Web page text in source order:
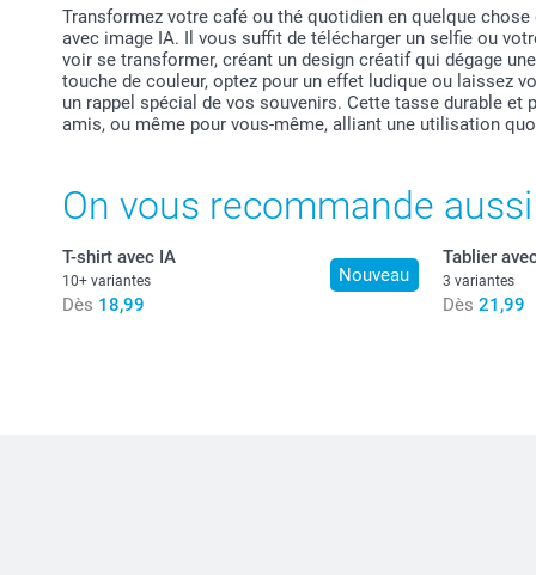
Transformez votre café ou thé quotidien en quelque
avec image IA. Il vous suffit de télécharger un selfie ou
voir se transformer, créant un design créatif qui dégage
touche de couleur, optez pour un effet ludique ou laissez
un rappel spécial de vos souvenirs. Cette tasse durable
amis, ou même pour vous-même, alliant une utilisation
On vous recommande aussi
Nouveau
T-shirt avec IA
10+ variantes
Dès 18,99
Tablier
3 variantes
Dès 21,99